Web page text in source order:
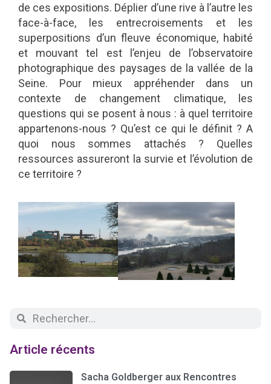
de ces expositions. Déplier d’une rive à l’autre les
face-à-face, les entrecroisements et les
superpositions d’un fleuve économique, habité
et mouvant tel est l’enjeu de l’observatoire
photographique des paysages de la vallée de la
Seine. Pour mieux appréhender dans un
contexte de changement climatique, les
questions qui se posent à nous : à quel territoire
appartenons-nous ? Qu’est ce qui le définit ? A
quoi nous sommes attachés ? Quelles
ressources assureront la survie et l’évolution de
ce territoire ?
Article récents
Sacha Goldberger aux Rencontres